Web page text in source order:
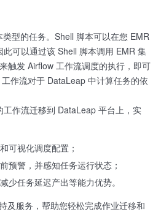
型的任务。Shell 脚本可以在您 EMR
可以通过该 Shell 脚本调用 EMR 集
触发 Airflow 工作流调度的执行，即可
作流对于 DataLeap 中计算任务的依
作流迁移到 DataLeap 平台上，实
可视化调度配置；
预警，并感知任务运行状态；
少任务延迟产出等能力优势。
及服务，帮助您轻松完成作业迁移和